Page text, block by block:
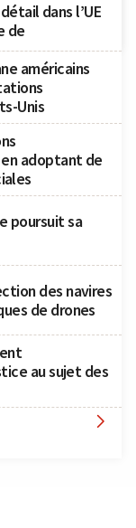
dans l’UE
de
américains
Unis
adoptant de
poursuit sa
des navires
de drones
au sujet des
